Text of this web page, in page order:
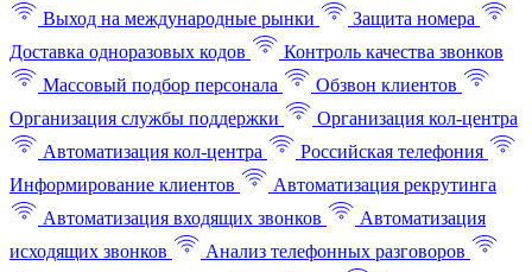
Выход на международные рынки
Защита номера
Доставка одноразовых кодов
Контроль качества звонков
Массовый подбор персонала
Обзвон клиентов
Организация службы поддержки
Организация кол-центра
Автоматизация кол-центра
Российская телефония
Информирование клиентов
Автоматизация рекрутинга
Автоматизация входящих звонков
Автоматизация
исходящих звонков
Анализ телефонных разговоров